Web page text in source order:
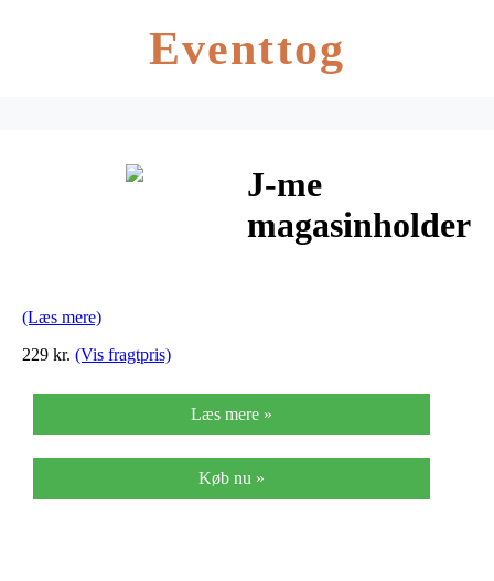
Eventtog
J-me
magasinholder
(Læs mere)
229 kr. (Vis fragtpris)
Læs mere »
Køb nu »